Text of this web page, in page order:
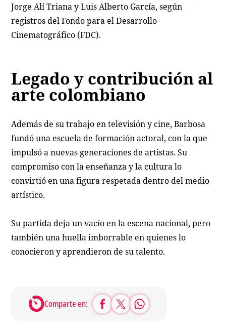
Jorge Alí Triana y Luis Alberto García, según
registros del Fondo para el Desarrollo
Cinematográfico (FDC).
Legado y contribución al
arte colombiano
Además de su trabajo en televisión y cine, Barbosa
fundó una escuela de formación actoral, con la que
impulsó a nuevas generaciones de artistas. Su
compromiso con la enseñanza y la cultura lo
convirtió en una figura respetada dentro del medio
artístico.
Su partida deja un vacío en la escena nacional, pero
también una huella imborrable en quienes lo
conocieron y aprendieron de su talento.
Comparte en: